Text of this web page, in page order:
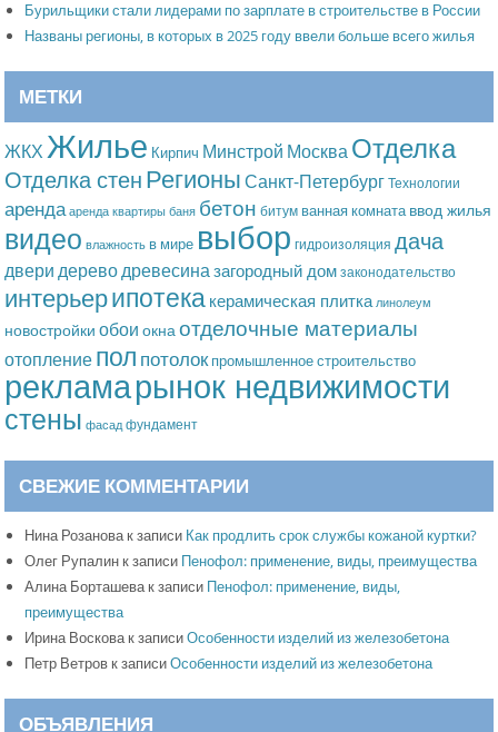
Бурильщики стали лидерами по зарплате в строительстве в России
Названы регионы, в которых в 2025 году ввели больше всего жилья
МЕТКИ
ЖКХ Жилье Кирпич Минстрой МоскваОтделка
Отделка стенРегионы Санкт-Петербург Технологии
аренда аренда квартиры баня бетон битум ванная комната ввод жилья
видео влажность в мире выбор гидроизоляция дача
двери дереводревесиназагородный дом законодательство
интерьерипотека керамическая плитка линолеум
новостройки обои окнаотделочные материалы
отоплениепол потолок промышленное строительство
рекламарынок недвижимости
стены фасад фундамент
СВЕЖИЕ КОММЕНТАРИИ
Нина Розановак записи Как продлить срок службы кожаной куртки?
Олег Рупалин к записи Пенофол: применение, виды, преимущества
Алина Борташевак записи Пенофол: применение, виды,
преимущества
Ирина Восковак записиОсобенности изделий из железобетона
Петр Ветров к записиОсобенности изделий из железобетона
ОБЪЯВЛЕНИЯ